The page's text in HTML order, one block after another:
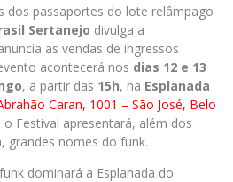
dos passaportes do lote relâmpago
Sertanejo divulga a
as vendas de ingressos
acontecerá nos dias 12 e 13
, a partir das 15h, na Esplanada
Caran, 1001 – São José, Belo
o Festival apresentará, além dos
grandes nomes do funk.
dominará a Esplanada do